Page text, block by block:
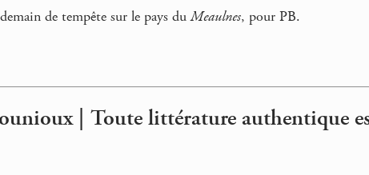
de tempête sur le pays duMeaulnes, pour PB.
| Toute littérature authentique